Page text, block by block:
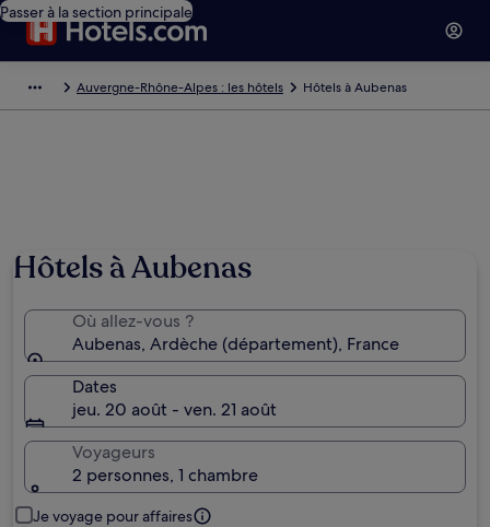
Passer à la section principale
Auvergne-Rhône-Alpes : les hôtels Hôtels à Aubenas
Hôtels à Aubenas
Où allez-vous ?
Aubenas, Ardèche (département), France
Dates
jeu. 20 août - ven. 21 août
Voyageurs
2 personnes, 1 chambre
Je voyage pour affaires